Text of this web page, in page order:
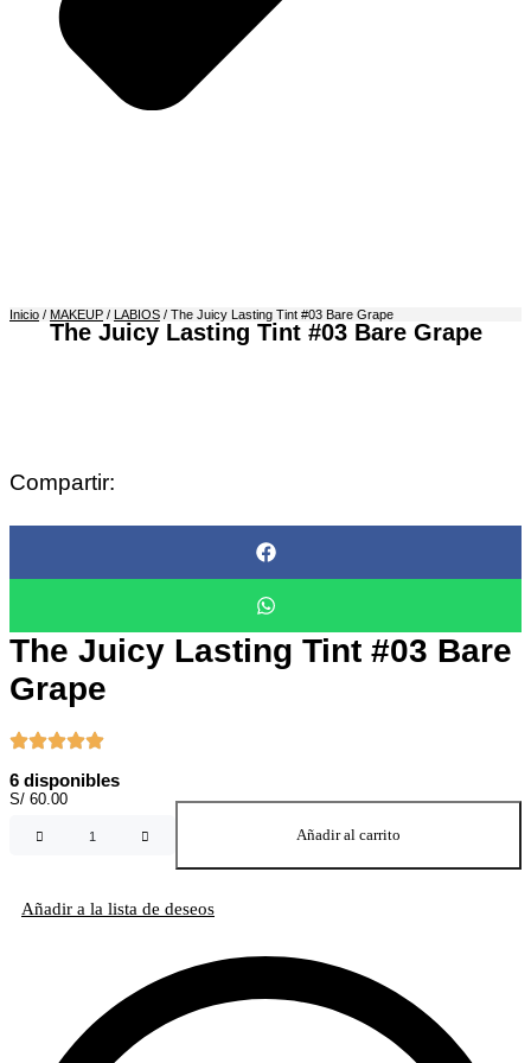
Inicio / MAKEUP / LABIOS / The Juicy Lasting Tint #03 Bare Grape
The Juicy Lasting Tint #03 Bare Grape
Compartir:
The Juicy Lasting Tint #03 Bare
Grape
6 disponibles
S/ 60.00
The
#03
Añadir al carrito
Añadir a la lista de deseos